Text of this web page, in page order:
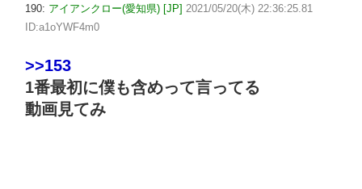
190: アイアンクロー(愛知県) [JP] 2021/05/20(木) 22:36:25.81
ID:a1oYWF4m0
>>153
1番最初に僕も含めって言ってる
動画見てみ